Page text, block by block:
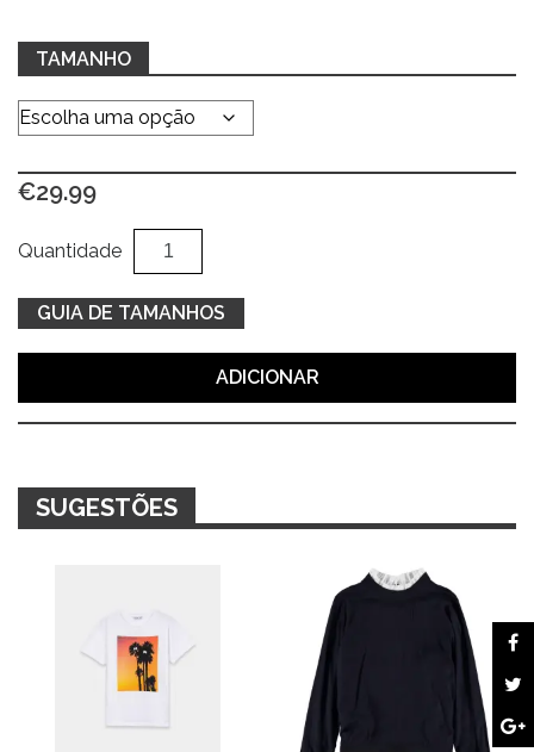
TAMANHO
€29.99
Quantidade
Quantidade
de
Camisola
mescla
de
GUIA DE TAMANHOS
ADICIONAR
SUGESTÕES